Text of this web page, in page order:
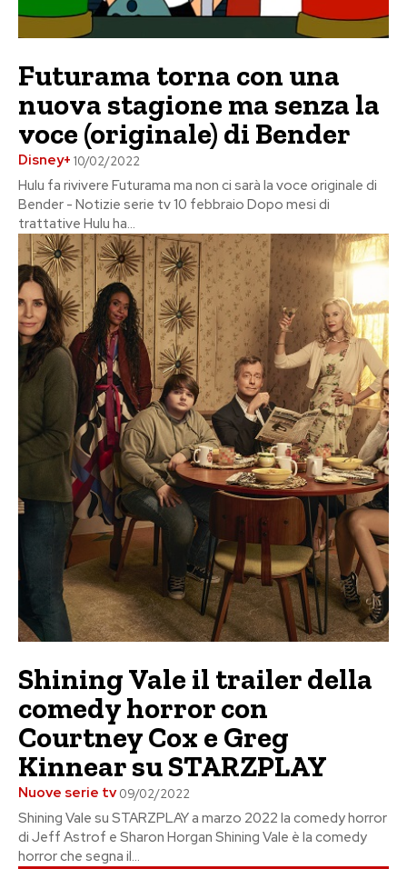
Futurama torna con una
nuova stagione ma senza la
voce (originale) di Bender
Disney+ 10/02/2022
Hulu fa rivivere Futurama ma non ci sarà la voce originale di
Bender - Notizie serie tv 10 febbraio Dopo mesi di
trattative Hulu ha...
Shining Vale il trailer della
comedy horror con
Courtney Cox e Greg
Kinnear su STARZPLAY
Nuove serie tv 09/02/2022
Shining Vale su STARZPLAY a marzo 2022 la comedy horror
di Jeff Astrof e Sharon Horgan Shining Vale è la comedy
horror che segna il...